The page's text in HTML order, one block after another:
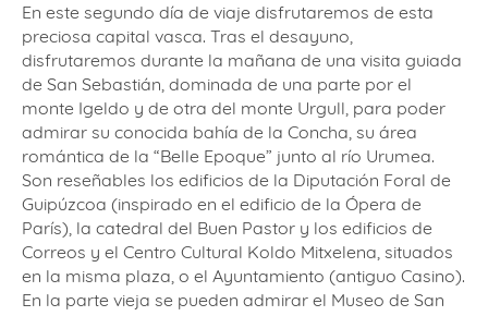
En este segundo día de viaje disfrutaremos de esta
preciosa capital vasca. Tras el desayuno,
disfrutaremos durante la mañana de una visita guiada
de San Sebastián, dominada de una parte por el
monte Igeldo y de otra del monte Urgull, para poder
admirar su conocida bahía de la Concha, su área
romántica de la “Belle Epoque” junto al río Urumea.
Son reseñables los edificios de la Diputación Foral de
Guipúzcoa (inspirado en el edificio de la Ópera de
París), la catedral del Buen Pastor y los edificios de
Correos y el Centro Cultural Koldo Mitxelena, situados
en la misma plaza, o el Ayuntamiento (antiguo Casino).
En la parte vieja se pueden admirar el Museo de San